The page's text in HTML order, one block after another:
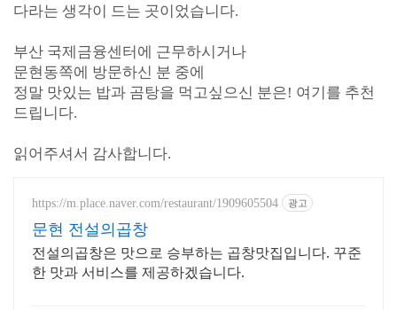
다라는 생각이 드는 곳이었습니다.
부산 국제금융센터에 근무하시거나
문현동쪽에 방문하신 분 중에
정말 맛있는 밥과 곰탕을 먹고싶으신 분은! 여기를 추천
드립니다.
읽어주셔서 감사합니다.
https://m.place.naver.com/restaurant/1909605504 광고
문현 전설의곱창
전설의곱창은 맛으로 승부하는 곱창맛집입니다. 꾸준
한 맛과 서비스를 제공하겠습니다.